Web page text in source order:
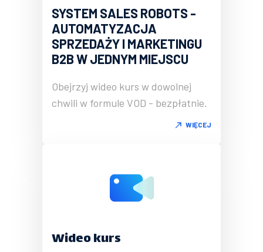
SYSTEM SALES ROBOTS -
AUTOMATYZACJA
SPRZEDAŻY I MARKETINGU
B2B W JEDNYM MIEJSCU
Obejrzyj wideo kurs w dowolnej
chwili w formule VOD - bezpłatnie.
WIĘCEJ
Wideo kurs